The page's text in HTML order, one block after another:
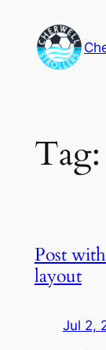
content
Tag:
Post
layout
Jul 2,